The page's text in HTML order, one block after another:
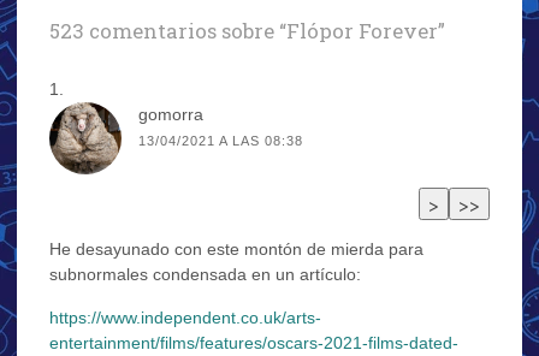
523 comentarios sobre “Flópor Forever”
gomorra
13/04/2021 A LAS 08:38
He desayunado con este montón de mierda para
subnormales condensada en un artículo:
https://www.independent.co.uk/arts-
entertainment/films/features/oscars-2021-films-dated-